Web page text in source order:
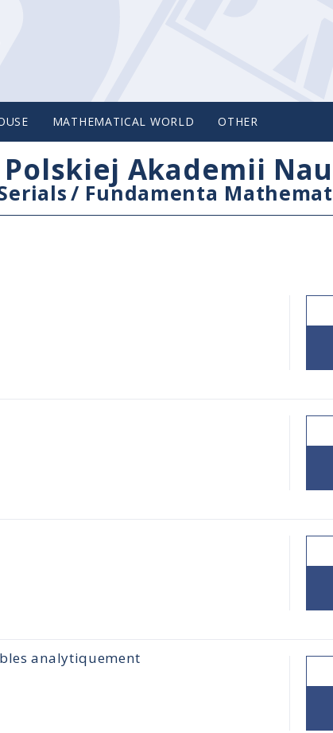
MATHEMATICAL WORLD OTHER
Akademii
/ Fundamenta
analytiquement